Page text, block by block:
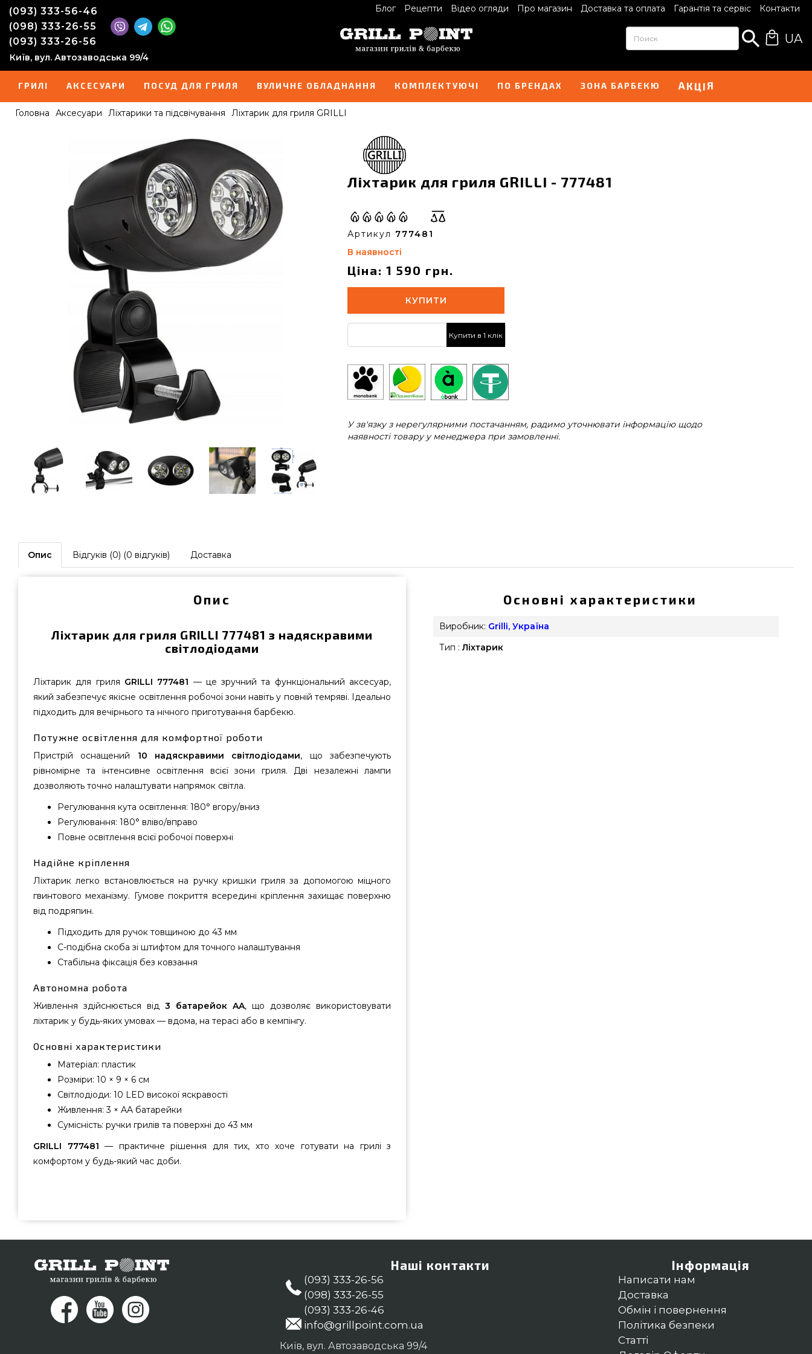
Блог Рецепти Відео огляди Про магазин Доставка та оплата Гарантія та сервіс Контакти
(093) 333-56-46
(098) 333-26-55
(093) 333-26-56
Київ, вул. Автозаводська 99/4
UA
ГРИЛІ АКСЕСУАРИ ПОСУД ДЛЯ ГРИЛЯ ВУЛИЧНЕ ОБЛАДНАННЯ КОМПЛЕКТУЮЧІ ПО БРЕНДАХ ЗОНА БАРБЕКЮ АКЦ ІЯ
Головна Аксесуари Ліхтарики та підсвічування Ліхтарик для гриля GRILLI
Ліхтарик для гриля GRILLI - 777481
Артикул 777481
В наявності
Ціна: 1 590 грн.
КУПИТИ
Купити в 1 клік
У зв'язку з нерегулярними постачанням, радимо уточнювати інформацію щодо
наявності товару у менеджера при замовленні.
Опис Відгуків (0) (0 відгуків) Доставка
Опис
Ліхтарик для гриля GRILLI 777481 з надяскравими
світлодіодами
Ліхтарик для гриля GRILLI 777481 — це зручний та функціональний аксесуар,
який забезпечує якісне освітлення робочої зони навіть у повній темряві. Ідеально
підходить для вечірнього та нічного приготування барбекю.
Потужне освітлення для комфортної роботи
Пристрій оснащений 10 надяскравими світлодіодами, що забезпечують
рівномірне та інтенсивне освітлення всієї зони гриля. Дві незалежні лампи
дозволяють точно налаштувати напрямок світла.
Регулювання кута освітлення: 180° вгору/вниз
Регулювання: 180° вліво/вправо
Повне освітлення всієї робочої поверхні
Надійне кріплення
Ліхтарик легко встановлюється на ручку кришки гриля за допомогою міцного
гвинтового механізму. Гумове покриття всередині кріплення захищає поверхню
від подряпин.
Підходить для ручок товщиною до 43 мм
C-подібна скоба зі штифтом для точного налаштування
Стабільна фіксація без ковзання
Автономна робота
Живлення здійснюється від 3 батарейок AA, що дозволяє використовувати
ліхтарик у будь-яких умовах — вдома, на терасі або в кемпінгу.
Основні характеристики
Матеріал: пластик
Розміри: 10 × 9 × 6 см
Світлодіоди: 10 LED високої яскравості
Живлення: 3 × AA батарейки
Сумісність: ручки грилів та поверхні до 43 мм
GRILLI 777481 — практичне рішення для тих, хто хоче готувати на грилі з
комфортом у будь-який час доби.
Дивіться і купуйте також Ліхтарики та підсвічування в онлайн магазині GrillPoint.
Зателефонуйте прямо зараз нашим фахівцям на номер 0(800) 337-275 и мы привеземо
Основні характеристики
Виробник: Grilli, Україна
Тип : Ліхтарик
Наші контакти
(093) 333-26-56
(098) 333-26-55
(093) 333-26-46
info@grillpoint.com.ua
Київ, вул. Автозаводська 99/4
Інформація
Написати нам
Доставка
Обмін і повернення
Політика безпеки
Статті